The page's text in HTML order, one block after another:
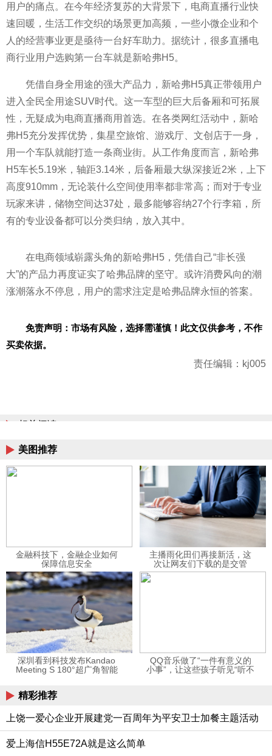
用户的痛点。在今年经济复苏的大背景下，电商直播行业快
速回暖，生活工作交织的场景更加高频，一些小微企业和个
人的经营事业更是亟待一台好车助力。据统计，很多直播电
商行业用户选购第一台车就是新哈弗H5。
凭借自身全用途的强大产品力，新哈弗H5真正带领用户
进入全民全用途SUV时代。这一车型的巨大后备厢和可拓展
性，无疑成为电商直播商用首选。在各类网红活动中，新哈
弗H5充分发挥优势，集星空旅馆、游戏厅、文创店于一身，
用一个车队就能打造一条商业街。从工作角度而言，新哈弗
H5车长5.19米，轴距3.14米，后备厢最大纵深接近2米，上下
高度910mm，无论装什么空间使用率都非常高；而对于专业
玩家来讲，储物空间达37处，最多能够容纳27个行李箱，所
有的专业设备都可以分类归纳，放入其中。
在电商领域崭露头角的新哈弗H5，凭借自己“非长强
大”的产品力再度证实了哈弗品牌的坚守。或许消费风向的潮
涨潮落永不停息，用户的需求注定是哈弗品牌永恒的答案。
免责声明：市场有风险，选择需谨慎！此文仅供参考，不作
买卖依据。
责任编辑：kj005
相关阅读
美图推荐
金融科技下，金融企业如何
保障信息安全
主播雨化田们再接新活，这
次让网友们下载的是交管
12123APP
深圳看到科技发布Kandao
Meeting S 180°超广角智能
QQ音乐做了“一件有意义的
小事”，让这些孩子听见“听不
精彩推荐
上饶一爱心企业开展建党一百周年为平安卫士加餐主题活动
爱上海信H55E72A就是这么简单